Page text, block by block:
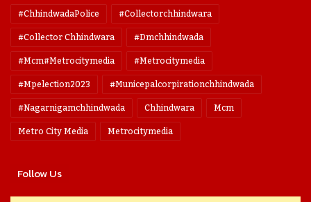
#ChhindwadaPolice
#collectorchhindwara
#collector Chhindwara
#dmchhindwada
#mcm#metrocitymedia
#metrocitymedia
#mpelection2023
#municepalcorpirationchhindwada
#nagarnigamchhindwada
Chhindwara
Mcm
Metro City Media
Metrocitymedia
Follow Us